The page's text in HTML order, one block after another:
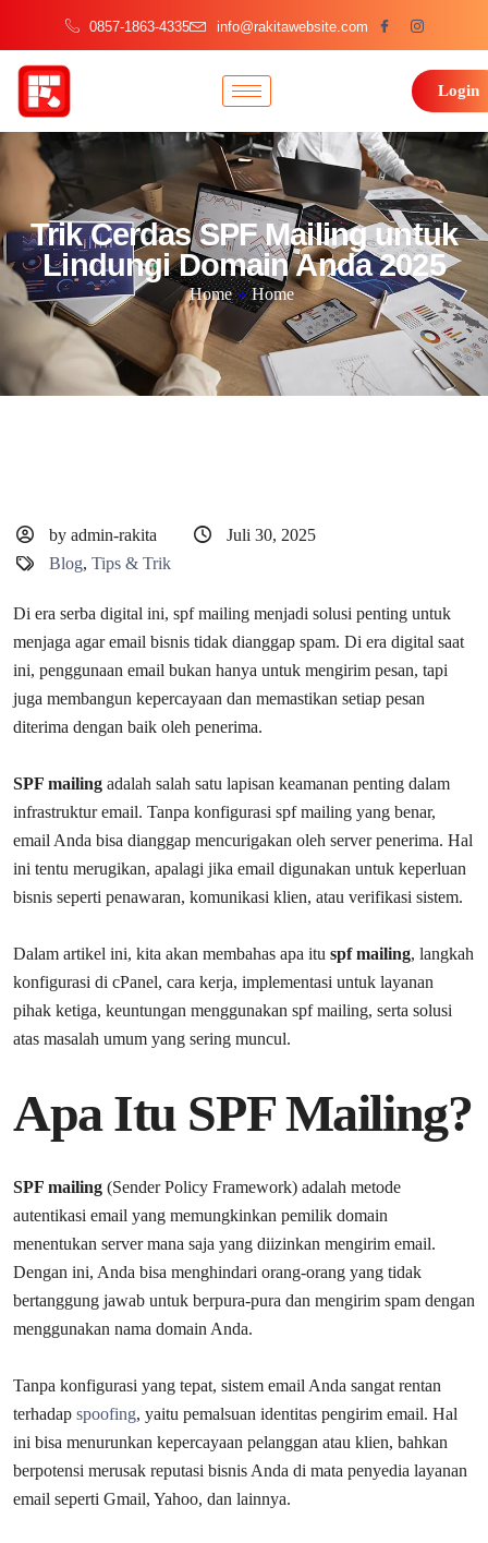
0857-1863-4335 info@rakitawebsite.com
Login
Trik Cerdas SPF Mailing untuk
Lindungi Domain Anda 2025
Home » Home
by admin-rakita
Juli 30, 2025
Blog,Tips & Trik
Di era serba digital ini, spf mailing menjadi solusi penting untuk
menjaga agar email bisnis tidak dianggap spam. Di era digital saat
ini, penggunaan email bukan hanya untuk mengirim pesan, tapi
juga membangun kepercayaan dan memastikan setiap pesan
diterima dengan baik oleh penerima.
SPF mailing adalah salah satu lapisan keamanan penting dalam
infrastruktur email. Tanpa konfigurasi spf mailing yang benar,
email Anda bisa dianggap mencurigakan oleh server penerima. Hal
ini tentu merugikan, apalagi jika email digunakan untuk keperluan
bisnis seperti penawaran, komunikasi klien, atau verifikasi sistem.
Dalam artikel ini, kita akan membahas apa itu spf mailing, langkah
konfigurasi di cPanel, cara kerja, implementasi untuk layanan
pihak ketiga, keuntungan menggunakan spf mailing, serta solusi
atas masalah umum yang sering muncul.
Apa Itu SPF Mailing?
SPF mailing (Sender Policy Framework) adalah metode
autentikasi email yang memungkinkan pemilik domain
menentukan server mana saja yang diizinkan mengirim email.
Dengan ini, Anda bisa menghindari orang-orang yang tidak
bertanggung jawab untuk berpura-pura dan mengirim spam dengan
menggunakan nama domain Anda.
Tanpa konfigurasi yang tepat, sistem email Anda sangat rentan
terhadap spoofing, yaitu pemalsuan identitas pengirim email. Hal
ini bisa menurunkan kepercayaan pelanggan atau klien, bahkan
berpotensi merusak reputasi bisnis Anda di mata penyedia layanan
email seperti Gmail, Yahoo, dan lainnya.